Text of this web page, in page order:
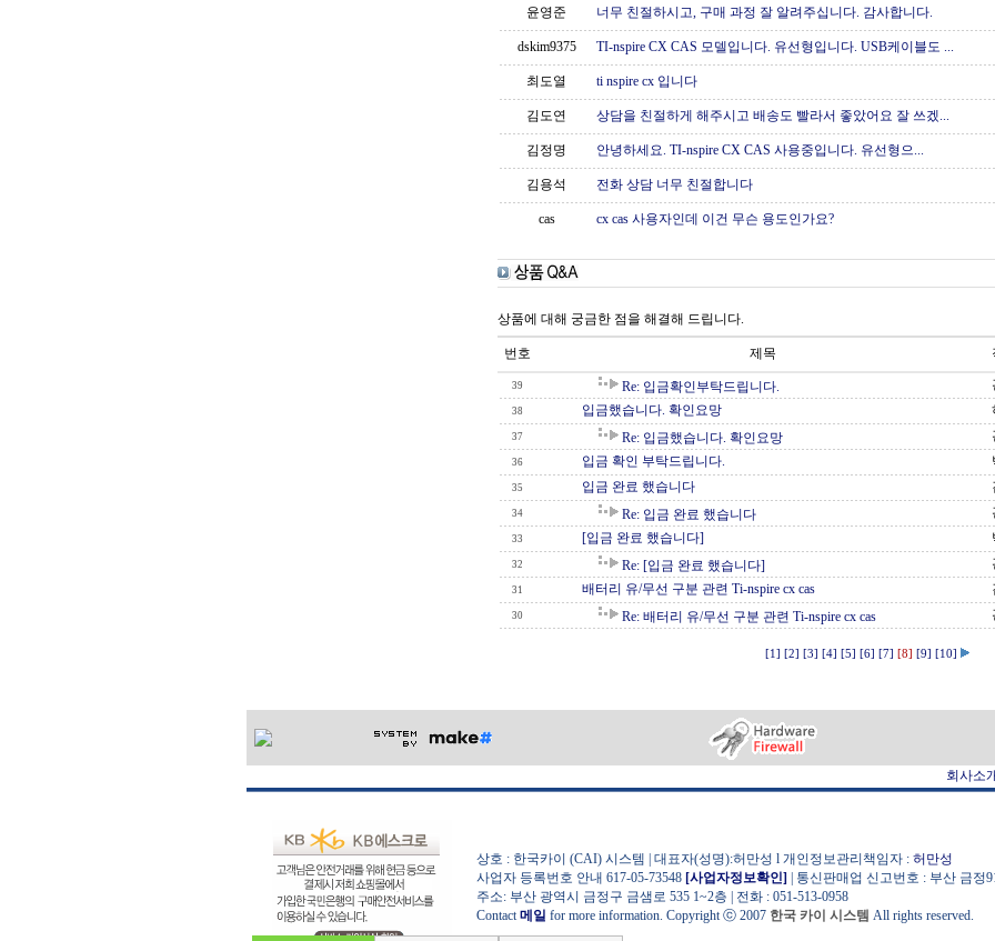
윤영준 너무 친절하시고, 구매 과정 잘 알려주십니다. 감사합니다.
dskim9375 TI-nspire CX CAS 모델입니다. 유선형입니다. USB케이블도 ...
최도열 ti nspire cx 입니다
김도연 상담을 친절하게 해주시고 배송도 빨라서 좋았어요 잘 쓰겠...
김정명 안녕하세요. TI-nspire CX CAS 사용중입니다. 유선형으...
김용석 전화 상담 너무 친절합니다
cas cx cas 사용자인데 이건 무슨 용도인가요?
상품에 대해 궁금한 점을 해결해 드립니다.
번호 제목
39 Re: 입금확인부탁드립니다.
38 입금했습니다. 확인요망
37 Re: 입금했습니다. 확인요망
36 입금 확인 부탁드립니다.
35 입금 완료 했습니다
34 Re: 입금 완료 했습니다
33 [입금 완료 했습니다]
32 Re: [입금 완료 했습니다]
31 배터리 유/무선 구분 관련 Ti-nspire cx cas
30 Re: 배터리 유/무선 구분 관련 Ti-nspire cx cas
[1] [2] [3] [4] [5] [6] [7] [8] [9] [10]
회사소
상호 : 한국카이 (CAI) 시스템 | 대표자(성명):허만성 l 개인정보관리책임자 : 허만성
사업자 등록번호 안내 617-05-73548 [사업자정보확인]
| 통신판매업 신고번호 : 부산 금정
주소: 부산 광역시 금정구 금샘로 535 1~2층 | 전화 : 051-513-0958
Contact메일 for more information. Copyright ⓒ 2007 한국 카이 시스템 All rights reserved.